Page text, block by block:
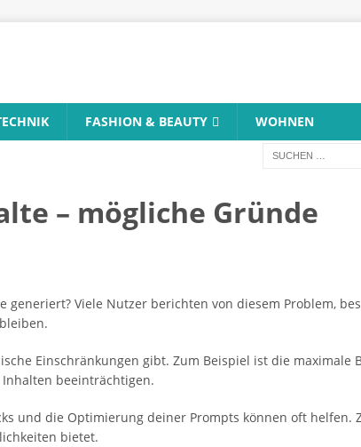
FASHION & BEAUTY WOHNEN
– mögliche Gründe
Viele Nutzer berichten von diesem Problem,
Einschränkungen gibt. Zum Beispiel ist die maximale
Inhalten beeinträchtigen.
und die Optimierung deiner Prompts können oft helfen.
bietet.